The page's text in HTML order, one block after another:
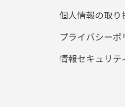
個人情報の取り
プライバシーポ
情報セキュリテ